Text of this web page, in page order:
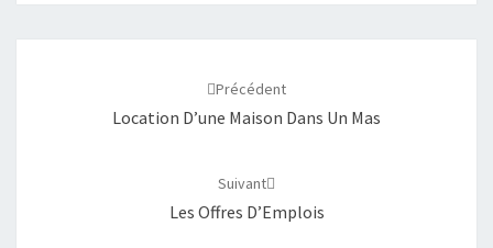
Précédent
Location D’une Maison Dans Un Mas
Suivant
Les Offres D’Emplois